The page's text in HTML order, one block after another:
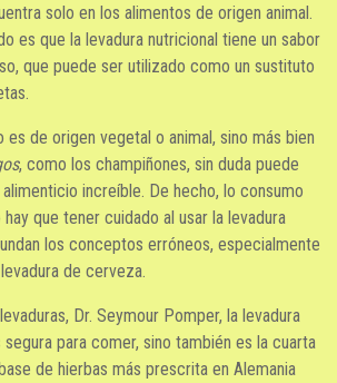
solo en los alimentos de origen animal.
es que la levadura nutricional tiene un sabor
que puede ser utilizado como un sustituto
es de origen vegetal o animal, sino más bien
, como los champiñones, sin duda puede
increíble. De hecho, lo consumo
que tener cuidado al usar la levadura
los conceptos erróneos, especialmente
de cerveza.
Dr. Seymour Pomper, la levadura
para comer, sino también es la cuarta
de hierbas más prescrita en Alemania